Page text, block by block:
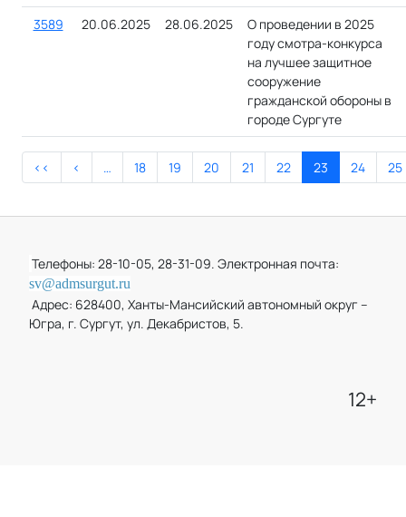
3589
20.06.2025 28.06.2025
О проведении в 2025
году смотра-конкурса
на лучшее защитное
сооружение
гражданской обороны в
городе Сургуте
<< < … 18 19 20 21 22 23 24 25
Телефоны: 28-10-05, 28-31-09. Электронная почта:
sv@admsurgut.ru
Адрес: 628400, Ханты-Мансийский автономный округ –
Югра, г. Сургут, ул. Декабристов, 5.
12+